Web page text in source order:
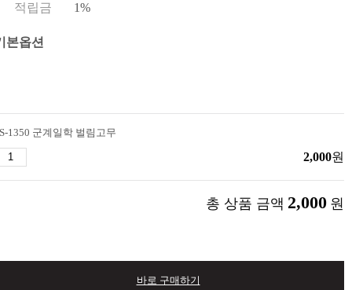
적립금 1%
본옵션
1350 군계일학 벌림고무
2,000원
총 상품 금액 2,000 원
바로 구매하기